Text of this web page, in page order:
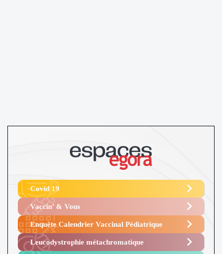
Covid 19
Vaccin’ & Vous
Enquête Calendrier Vaccinal Pédiatrique
Leucodystrophie métachromatique